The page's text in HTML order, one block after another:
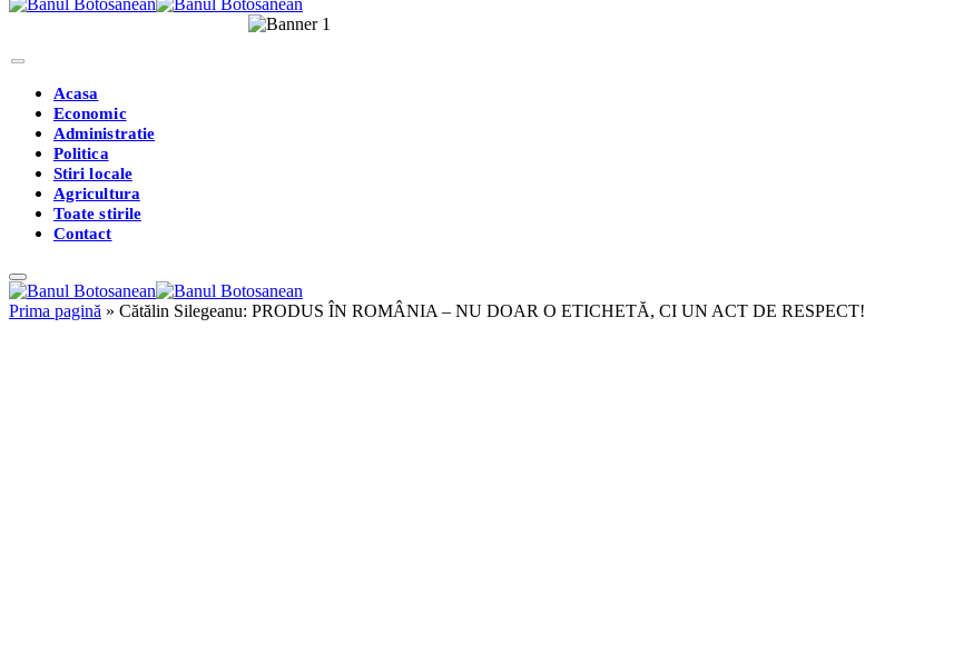
Acasa
Economic
Administratie
Politica
Stiri locale
Agricultura
Toate stirile
Contact
Prima pagină » Cătălin Silegeanu: PRODUS ÎN ROMÂNIA – NU DOAR O ETICHETĂ, CI UN ACT DE RESPECT!